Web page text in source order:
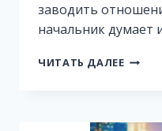
заводить
начальник думает
ЧИТАТЬ ДАЛЕЕ (НЕ)